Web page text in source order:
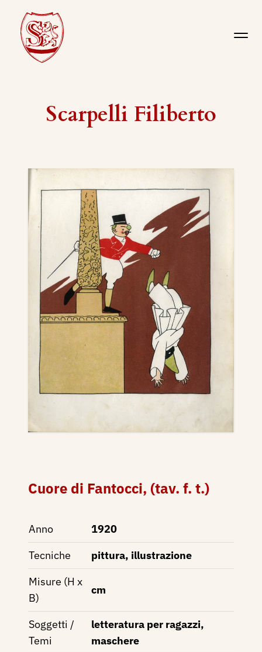
Scarpelli Filiberto
Cuore di Fantocci, (tav. f. t.)
Anno
1920
Tecniche
pittura, illustrazione
Misure (H x
B)
cm
Soggetti /
Temi
letteratura per ragazzi,
maschere